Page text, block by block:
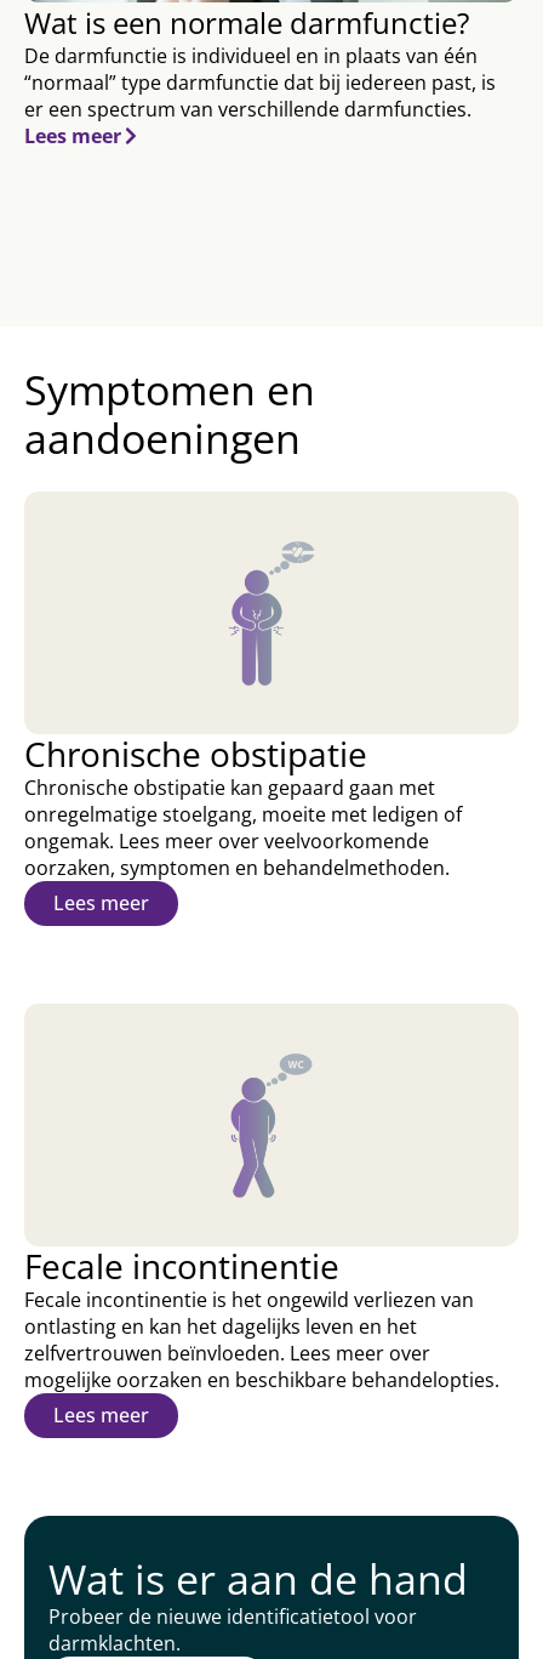
Wat is een normale darmfunctie?
De darmfunctie is individueel en in plaats van één
“normaal” type darmfunctie dat bij iedereen past, is
er een spectrum van verschillende darmfuncties.
Lees meer
Symptomen en
aandoeningen
Chronische obstipatie
Chronische obstipatie kan gepaard gaan met
onregelmatige stoelgang, moeite met ledigen of
ongemak. Lees meer over veelvoorkomende
oorzaken, symptomen en behandelmethoden.
Lees meer
Fecale incontinentie
Fecale incontinentie is het ongewild verliezen van
ontlasting en kan het dagelijks leven en het
zelfvertrouwen beïnvloeden. Lees meer over
mogelijke oorzaken en beschikbare behandelopties.
Lees meer
Wat is er aan de hand
Probeer de nieuwe identificatietool voor
darmklachten.